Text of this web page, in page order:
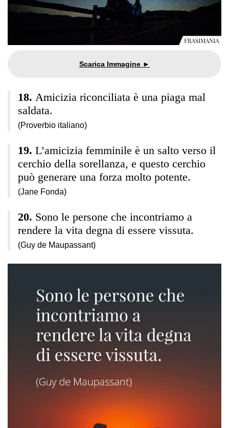
Amicizia riconciliata è una piaga mal
saldata.
(Proverbio italiano)
L’amicizia femminile è un salto verso il
cerchio della sorellanza, e questo cerchio
può generare una forza molto potente.
(Jane Fonda)
Sono le persone che incontriamo a
rendere la vita degna di essere vissuta.
(Guy de Maupassant)